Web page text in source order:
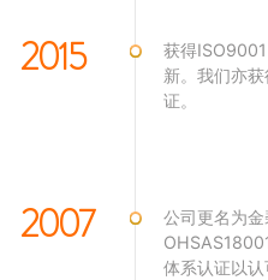
2015
获得
新。我们亦
证。
2007
公司更名为
体系认证以